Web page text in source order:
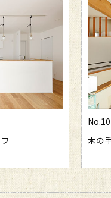
の洗練空間
ラン